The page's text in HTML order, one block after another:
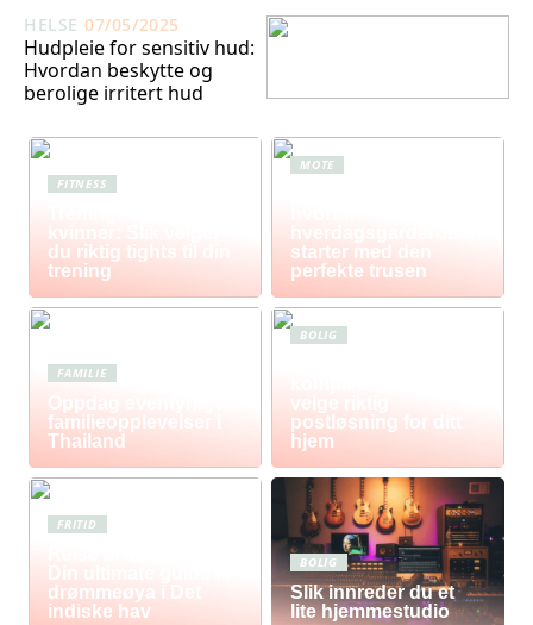
HELSE 07/05/2025
Hudpleie for sensitiv hud:
Hvordan beskytte og
berolige irritert hud
FITNESS
kvinner: Slik velger
du riktig tights til din
trening
MOTE
hverdagsgarderoben
starter med den
perfekte trusen
FAMILIE
Oppdag eventyrlige
familieopplevelser i
Thailand
BOLIG
velge riktig
postløsning for ditt
hjem
FRITID
Din ultimate guide til
drømmeøya i Det
indiske hav
BOLIG
Slik innreder du et
lite hjemmestudio